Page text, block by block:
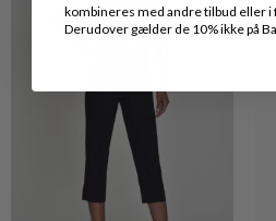
kombineres med andre tilbud eller i
Derudover gælder de 10% ikke på